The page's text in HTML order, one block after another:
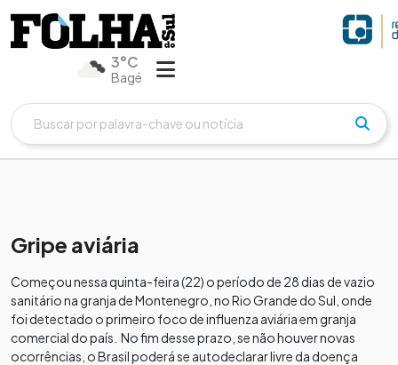
3°C
Bagé
Gripe aviária
Começou nessa quinta-feira (22) o período de 28 dias de vazio
sanitário na granja de Montenegro, no Rio Grande do Sul, onde
foi detectado o primeiro foco de influenza aviária em granja
comercial do país. No fim desse prazo, se não houver novas
ocorrências, o Brasil poderá se autodeclarar livre da doença